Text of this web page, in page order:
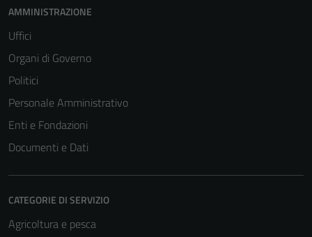
AMMINISTRAZIONE
Uffici
Organi di Governo
Politici
Personale Amministrativo
Enti e Fondazioni
Documenti e Dati
CATEGORIE DI SERVIZIO
Agricoltura e pesca